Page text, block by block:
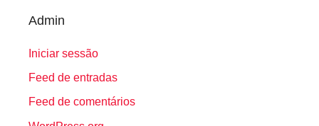
Admin
Iniciar sessão
Feed de entradas
Feed de comentários